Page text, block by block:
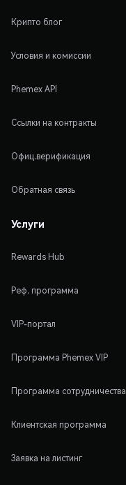
Крипто блог
Условия и комиссии
Phemex API
Ссылки на контракты
Офиц.верификация
Обратная связь
Услуги
Rewards Hub
Реф. программа
VIP-портал
Программа Phemex VIP
Программа сотрудничества
Клиентская программа
Заявка на листинг